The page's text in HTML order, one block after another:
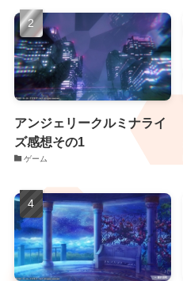
アンジェリークルミナライ
ズ感想その1
ゲーム